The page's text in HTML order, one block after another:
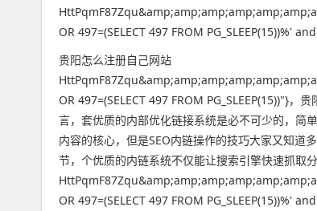
OR 497=(SELECT 497 FROM PG_SLEEP(15))%'
贵阳怎么注册自己网站
OR 497=(SELECT 497 FROM PG_SLEEP(15))"}
言，套优质的内部优化链接系统是必不可少的，简
内容的核心，但是SEO内链操作的技巧大家又知道
节，个优质的内链系统不仅能让搜索引擎快速抓取
OR 497=(SELECT 497 FROM PG_SLEEP(15))%'